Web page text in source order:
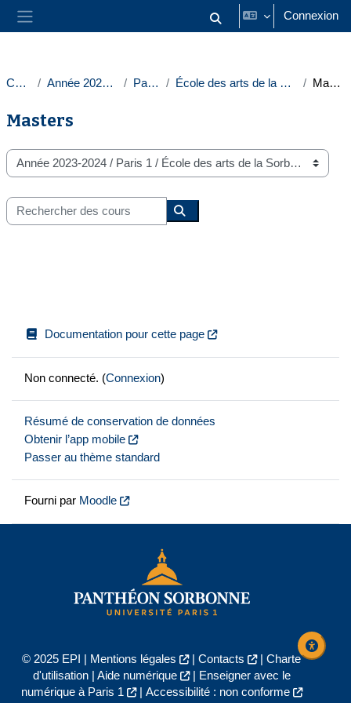
Panneau latéral Activer/désactiver la saisie
Connexion
Cours Année 2023-2024 Paris 1 École des arts de la Sorbonne Masters
Masters
Catégories de cours
Rechercher des cours
Documentation pour cette page
Non connecté. (Connexion)
Résumé de conservation de données
Obtenir l’app mobile
Passer au thème standard
Fourni par Moodle
© 2025 EPI | Mentions légales | Contacts | Charte
d'utilisation| Aide numérique |
Enseigner avec le
numérique à Paris 1
| Accessibilité : non conforme